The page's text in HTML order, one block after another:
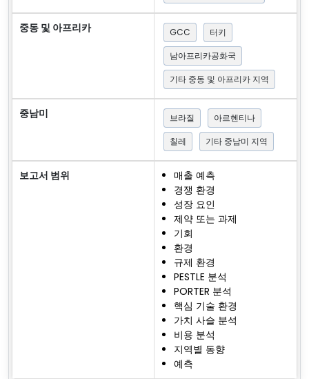
중동 및 아프리카 GCC
터키
남아프리카공화국
기타 중동 및 아프리카 지역
중남미 브라질
아르헨티나
칠레
기타 중남미 지역
보고서 범위
매출 예측
경쟁 환경
성장 요인
제약 또는 과제
기회
환경
규제 환경
PESTLE 분석
PORTER 분석
핵심 기술 환경
가치 사슬 분석
비용 분석
지역별 동향
예측